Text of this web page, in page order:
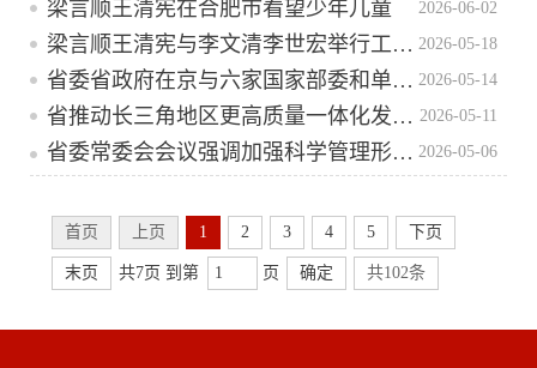
2026-06-02
梁言顺王清宪在合肥市看望少年儿童
2026-05-18
梁言顺王清宪与李文清李世宏举行工作会谈
2026-05-14
省委省政府在京与六家国家部委和单位举行工作会谈
2026-05-11
省推动长三角地区更高质量一体化发展领导小组第十一次会议召开
2026-05-06
省委常委会会议强调加强科学管理形成长效机制推动习惯养成加快推动生活垃圾分类工作提质增效梁言顺主持并讲话
首页 上页 1 2 3 4 5 下页
末页 共7页 到第 页 确定 共102条